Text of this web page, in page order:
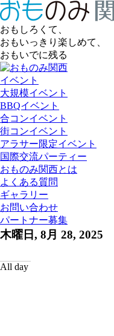
おもしろくて、
おもいっきり楽しめて、
おもいでに残る
イベント
大規模イベント
BBQイベント
合コンイベント
街コンイベント
アラサー限定イベント
国際交流パーティー
おものみ関西とは
よくある質問
ギャラリー
お問い合わせ
パートナー募集
木曜日, 8月 28, 2025
All day